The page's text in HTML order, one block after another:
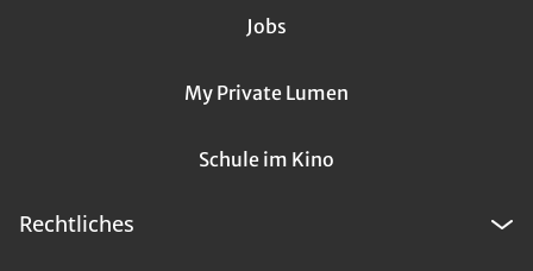
Jobs
My Private Lumen
Schule im Kino
Rechtliches